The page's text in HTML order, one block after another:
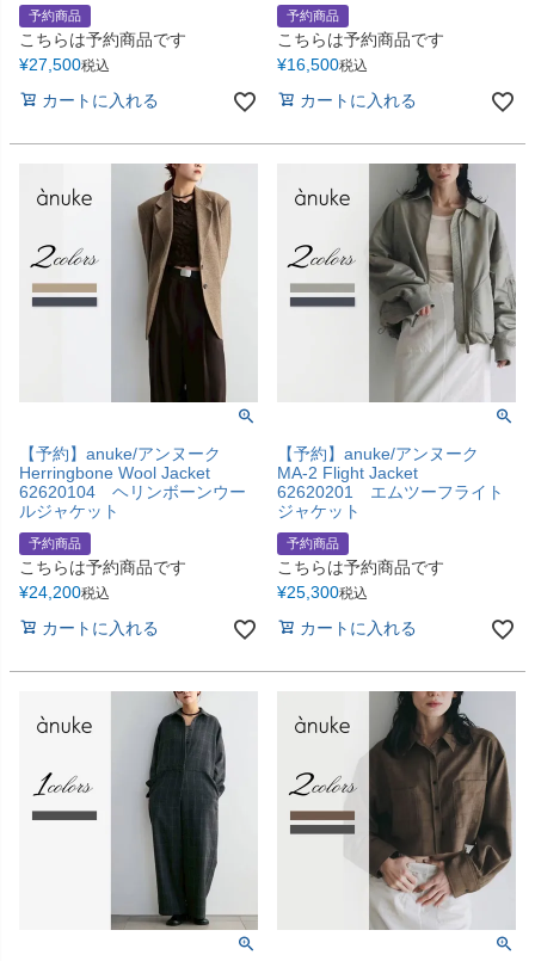
予約商品
こちらは予約商品です
¥27,500税込
カートに入れる
予約商品
こちらは予約商品です
¥16,500税込
カートに入れる
【予約】anuke/アンヌーク
Herringbone Wool Jacket
62620104 ヘリンボーンウー
ルジャケット
予約商品
こちらは予約商品です
¥24,200税込
カートに入れる
【予約】anuke/アンヌーク
MA-2 Flight Jacket
62620201 エムツーフライト
ジャケット
予約商品
こちらは予約商品です
¥25,300税込
カートに入れる